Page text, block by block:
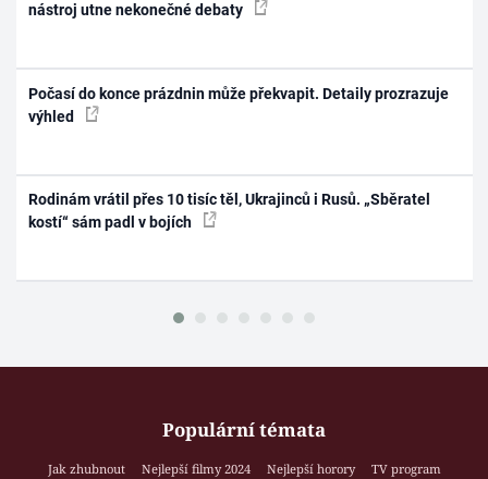
nástroj utne nekonečné debaty
Počasí do konce prázdnin může překvapit. Detaily prozrazuje
výhled
Rodinám vrátil přes 10 tisíc těl, Ukrajinců i Rusů. „Sběratel
kostí“ sám padl v bojích
Populární témata
Jak zhubnout Nejlepší filmy 2024 Nejlepší horory
TV program